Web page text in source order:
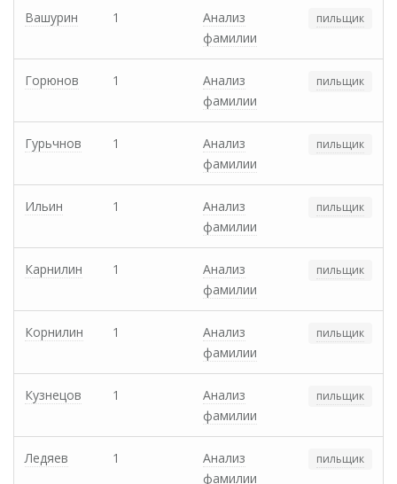
Вашурин 1
Анализ
фамилии
пильщик
Горюнов 1
Анализ
фамилии
пильщик
Гурьчнов 1
Анализ
фамилии
пильщик
Ильин 1
Анализ
фамилии
пильщик
Карнилин 1
Анализ
фамилии
пильщик
Корнилин 1
Анализ
фамилии
пильщик
Кузнецов 1
Анализ
фамилии
пильщик
Ледяев 1
Анализ
фамилии
пильщик